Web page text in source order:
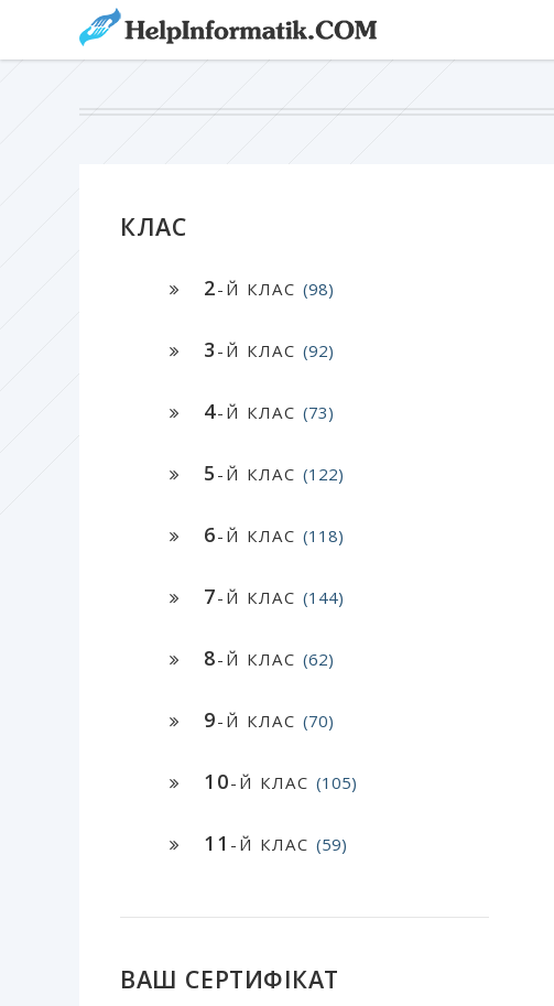
КЛАС
2-Й КЛАС (98)
3 -Й КЛАС (92)
4-Й КЛАС (73)
5 -Й КЛАС (122)
6-Й КЛАС (118)
7-Й КЛАС (144)
8-Й КЛАС (62)
9-Й КЛАС (70)
10-Й КЛАС (105)
11 -Й КЛАС (59)
ВАШ СЕРТИФІКАТ